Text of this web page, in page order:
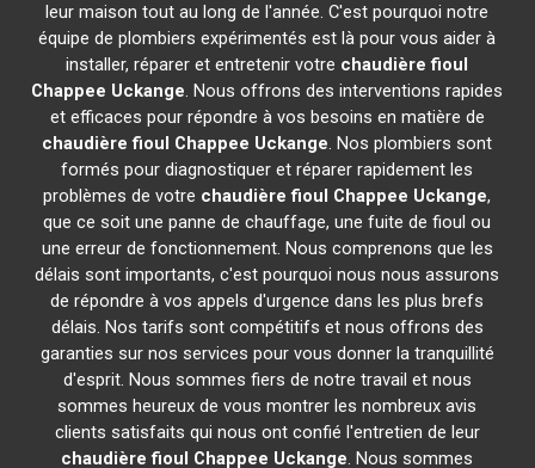
leur maison tout au long de l'année. C'est pourquoi notre
équipe de plombiers expérimentés est là pour vous aider à
installer, réparer et entretenir votre chaudière fioul
Chappee Uckange. Nous offrons des interventions rapides
et efficaces pour répondre à vos besoins en matière de
chaudière fioul Chappee Uckange. Nos plombiers sont
formés pour diagnostiquer et réparer rapidement les
problèmes de votre chaudière fioul Chappee Uckange,
que ce soit une panne de chauffage, une fuite de fioul ou
une erreur de fonctionnement. Nous comprenons que les
délais sont importants, c'est pourquoi nous nous assurons
de répondre à vos appels d'urgence dans les plus brefs
délais. Nos tarifs sont compétitifs et nous offrons des
garanties sur nos services pour vous donner la tranquillité
d'esprit. Nous sommes fiers de notre travail et nous
sommes heureux de vous montrer les nombreux avis
clients satisfaits qui nous ont confié l'entretien de leur
chaudière fioul Chappee Uckange. Nous sommes